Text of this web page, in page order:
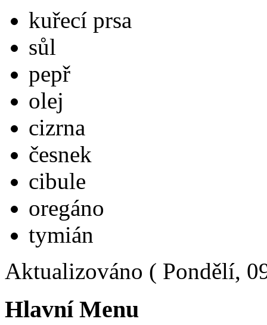
kuřecí prsa
sůl
pepř
olej
cizrna
česnek
cibule
oregáno
tymián
Aktualizováno ( Pondělí,
Hlavní Menu